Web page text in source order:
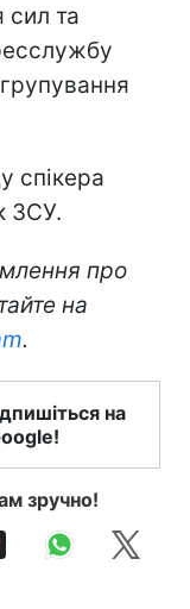
сил та
спікера
ЗСУ.
про
на
.
на
зручно!